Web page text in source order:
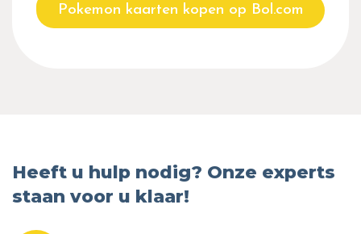
Pokemon kaarten kopen op Bol.com
Heeft u hulp nodig? Onze experts
staan voor u klaar!